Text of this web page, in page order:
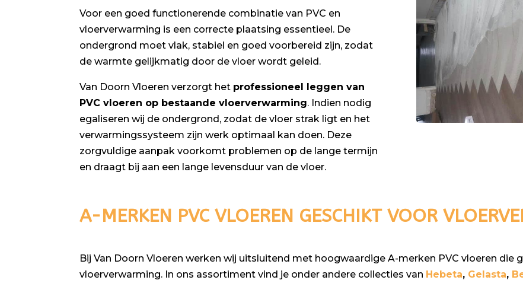
Voor een goed functionerende combinatie van PVC en
vloerverwarming is een correcte plaatsing essentieel. De
ondergrond moet vlak, stabiel en goed voorbereid zijn, zodat
de warmte gelijkmatig door de vloer wordt geleid.
Van Doorn Vloeren verzorgt het professioneel leggen van
PVC vloeren op bestaande vloerverwarming. Indien nodig
egaliseren wij de ondergrond, zodat de vloer strak ligt en het
verwarmingssysteem zijn werk optimaal kan doen. Deze
zorgvuldige aanpak voorkomt problemen op de lange termijn
en draagt bij aan een lange levensduur van de vloer.
A-MERKEN PVC VLOEREN GESCHIKT VOOR
Bij Van Doorn Vloeren werken wij uitsluitend met hoogwaardige A-merken PVC vloeren die
vloerverwarming. In ons assortiment vind je onder andere collecties van Hebeta, Gelasta,